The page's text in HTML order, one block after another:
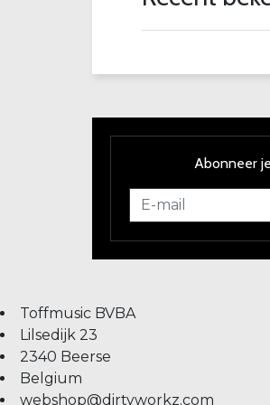
Abonneer
Toffmusic BVBA
Lilsedijk 23
2340 Beerse
Belgium
webshop@dirtyworkz.com